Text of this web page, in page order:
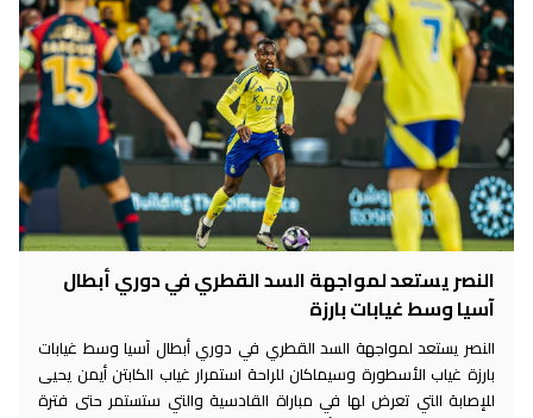
النصر يستعد لمواجهة السد القطري في دوري أبطال
آسيا وسط غيابات بارزة
النصر يستعد لمواجهة السد القطري في دوري أبطال آسيا وسط غيابات
بارزة غياب الأسطورة وسيماكان للراحة استمرار غياب الكابتن أيمن يحيى
للإصابة التي تعرض لها في مباراة القادسية والتي ستستمر حتى فترة